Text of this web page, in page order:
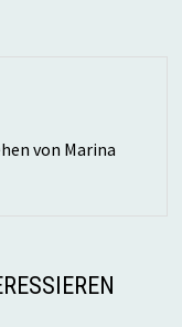
von Marina